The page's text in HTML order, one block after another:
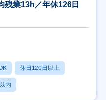
残業13h／年休126日
休日120日以上
内